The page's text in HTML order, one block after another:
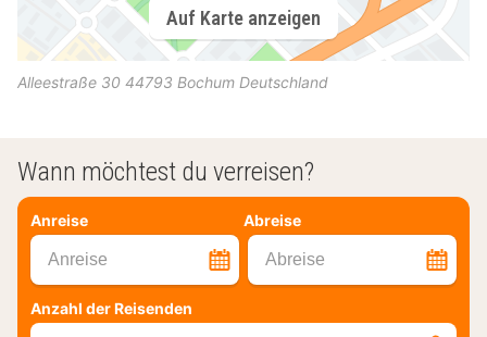
Auf Karte anzeigen
Alleestraße 30 44793 Bochum Deutschland
Wann möchtest du verreisen?
Anreise Abreise
Anreise Abreise
Anzahl der Reisenden